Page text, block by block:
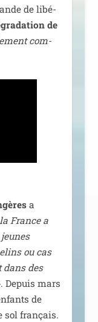
de libé­
de
com­
a
la France a
ou cas
des
Depuis mars
de
sol fran­çais.